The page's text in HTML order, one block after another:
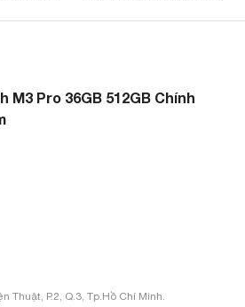
M3 Pro 36GB 512GB Chính
Thuật, P.2, Q.3, Tp.Hồ Chí Minh.